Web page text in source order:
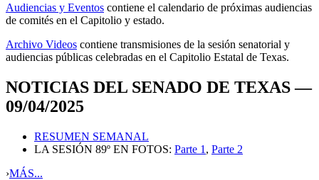
Audiencias y Eventos contiene el calendario de próximas audiencias
de comités en el Capitolio y estado.
Archivo Videos contiene transmisiones de la sesión senatorial y
audiencias públicas celebradas en el Capitolio Estatal de Texas.
NOTICIAS DEL SENADO DE TEXAS —
09/04/2025
RESUMEN SEMANAL
LA SESIÓN 89º EN FOTOS: Parte 1 , Parte 2
›MÁS...